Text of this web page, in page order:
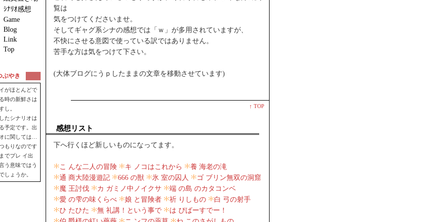
ｼﾅﾘｵ感想
Game
Blog
Link
Top
ぶやき
がほとんどで
時の新鮮さは
し。
たシナリオは
予定です。出
に関しては…
もりなのです
でプレ イ出
う意味ではう
しょうか。
覧は
気をつけてくださいませ。
そしてギャグ系シナの感想では「ｗ」が多用されていますが、
不快にさせる意図で使っている訳ではありません。
苦手な方は気をつけて下さい。
(大体ブログにうｐしたままの文章を移動させています)
↑ TOP
感想リスト
下へ行くほど新しいものになってます。
こ んな二人の冒険 キ ノコはこれから
養 海老の滝
通 商大陸漫遊記
666 の獣 氷 室の囚人
ゴ ブリン無双の洞窟
魔 王討伐
カ ガミノ中ノイクサ
端 の島 のカタコンベ
愛 の雫の味くらべ
娘 と冒険者 祈 りしもの
白 弓の射手
ひ たひた
無 礼講！という事で
は ぴばーすでー！